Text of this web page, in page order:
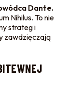
Dante.
Nihilus. To nie
strateg i
zawdzięczają